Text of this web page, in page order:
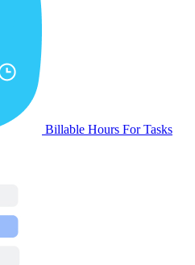
Billable Hours For Tasks